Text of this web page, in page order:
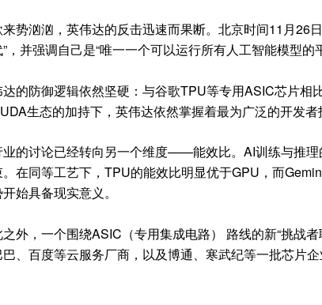
势汹汹，英伟达的反击迅速而果断。北京时间11月26
，并强调自己是“唯一一个可以运行所有人工智能模型的
的防御逻辑依然坚硬：与谷歌TPU等专用ASIC芯片相
生态的加持下，英伟达依然掌握着最为广泛的开发者
业的讨论已经转向另一个维度——能效比。AI训练与推
在同等工艺下，TPU的能效比明显优于GPU，而
始具备现实意义。
外，一个围绕ASIC（专用集成电路） 路线的新“挑战
巴、百度等云服务厂商，以及博通、寒武纪等一批芯片